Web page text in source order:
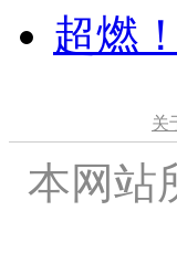
超燃
关
本网站